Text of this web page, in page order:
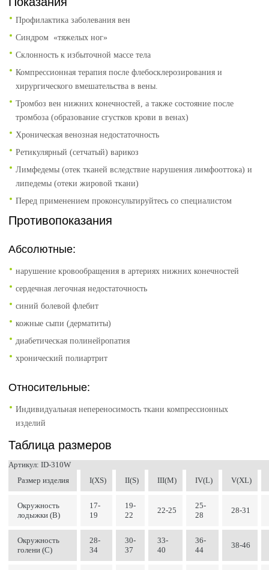
Профилактика заболевания вен
Синдром «тяжелых ног»
Склонность к избыточной массе тела
Компрессионная терапия после флебосклерозирования и
хирургического вмешательства в вены.
Тромбоз вен нижних конечностей, а также состояние после
тромбоза (образование сгустков крови в венах)
Хроническая венозная недостаточность
Ретикулярный (сетчатый) варикоз
Лимфедемы (отек тканей вследствие нарушения лимфооттока) и
липедемы (отеки жировой ткани)
Перед применением проконсультируйтесь со специалистом
Противопоказания
Абсолютные:
нарушение кровообращения в артериях нижних конечностей
сердечная легочная недостаточность
синий болевой флебит
кожные сыпи (дерматиты)
диабетическая полинейропатия
хронический полиартрит
Относительные:
Индивидуальная непереносимость ткани компрессионных
изделий
Таблица размеров
Артикул: ID-310W
Размер изделия
I(XS) II(S) III(M) IV(L) V(XL)
Окружность
лодыжки (B)
17-
19
19-
22
22-25
25-
28
28-31
Окружность
голени (C)
28-
34
30-
37
33-
40
36-
44
38-46